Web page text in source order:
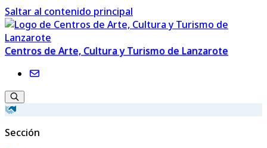
Saltar al contenido principal
Centros de Arte, Cultura y Turismo de Lanzarote
Sección